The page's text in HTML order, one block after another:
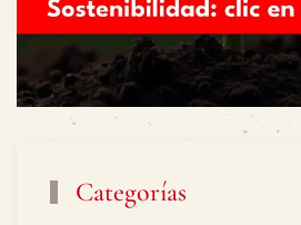
Categorías